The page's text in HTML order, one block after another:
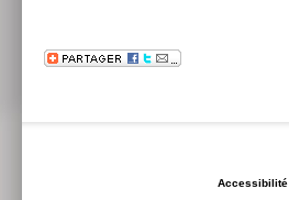
Accessibilité